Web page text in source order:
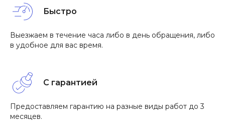
Быстро
Выезжаем в течение часа либо в день обращения, либо
в удобное для вас время.
С гарантией
Предоставляем гарантию на разные виды работ до 3
месяцев.